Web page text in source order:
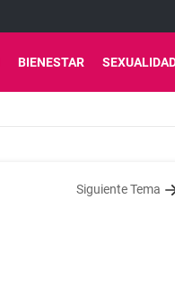
BIENESTAR
Siguiente Tema